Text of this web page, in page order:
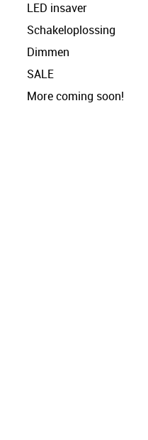
LED insaver
Schakeloplossing
Dimmen
SALE
More coming soon!